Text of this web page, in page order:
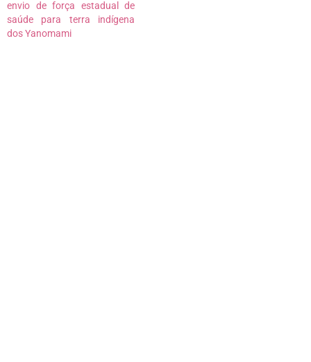
envio de força estadual de
saúde para terra indígena
dos Yanomami